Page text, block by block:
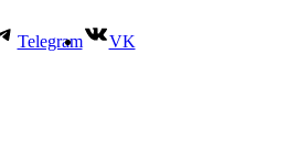
Telegram VK